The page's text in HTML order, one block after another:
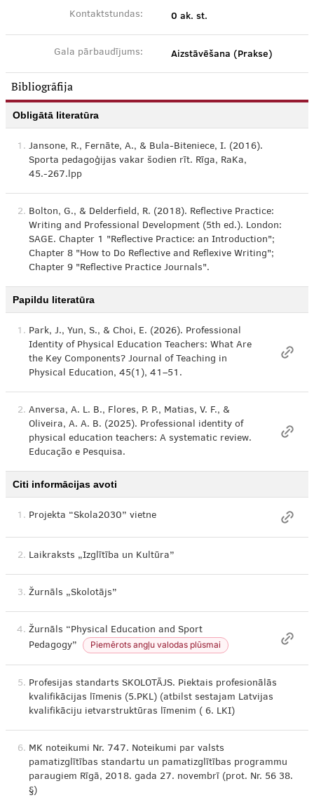
Kontaktstundas: 0 ak. st.
Gala pārbaudījums: Aizstāvēšana (Prakse)
Bibliogrāfija
Obligātā literatūra
1. Jansone, R., Fernāte, A., & Bula-Biteniece, I. (2016).
Sporta pedagoģijas vakar šodien rīt. Rīga, RaKa,
45.-267.lpp
2. Bolton, G., & Delderfield, R. (2018). Reflective Practice:
Writing and Professional Development (5th ed.). London:
SAGE. Chapter 1 "Reflective Practice: an Introduction";
Chapter 8 "How to Do Reflective and Reflexive Writing";
Chapter 9 "Reflective Practice Journals".
Papildu literatūra
1. Park, J., Yun, S., & Choi, E. (2026). Professional
Identity of Physical Education Teachers: What Are
the Key Components? Journal of Teaching in
Physical Education, 45(1), 41–51.
2. Anversa, A. L. B., Flores, P. P., Matias, V. F., &
Oliveira, A. A. B. (2025). Professional identity of
physical education teachers: A systematic review.
Educação e Pesquisa.
Citi informācijas avoti
1. Projekta “Skola2030” vietne
2. Laikraksts „Izglītība un Kultūra”
3. Žurnāls „Skolotājs”
4. Žurnāls “Physical Education and Sport
Pedagogy”
Piemērots angļu valodas plūsmai
5. Profesijas standarts SKOLOTĀJS. Piektais profesionālās
kvalifikācijas līmenis (5.PKL) (atbilst sestajam Latvijas
kvalifikāciju ietvarstruktūras līmenim ( 6. LKI)
6. MK noteikumi Nr. 747. Noteikumi par valsts
pamatizglītības standartu un pamatizglītības programmu
paraugiem Rīgā, 2018. gada 27. novembrī (prot. Nr. 56 38.
§)